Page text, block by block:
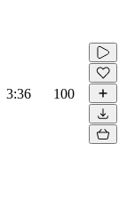
3:36 100